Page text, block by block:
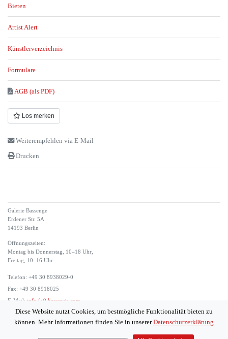
Bieten
Artist Alert
Künstlerverzeichnis
Formulare
AGB (als PDF)
Los merken
Weiterempfehlen via E-Mail
Drucken
Galerie Bassenge
Erdener Str. 5A
14193 Berlin
Öffnungszeiten:
Montag bis Donnerstag, 10–18 Uhr,
Freitag, 10–16 Uhr
Telefon: +49 30 8938029-0
Fax: +49 30 8918025
E-Mail: info (at) bassenge.com
Diese Website nutzt Cookies, um bestmögliche Funktionalität bieten zu
können. Mehr Informationen finden Sie in unsererDatenschutzerklärung